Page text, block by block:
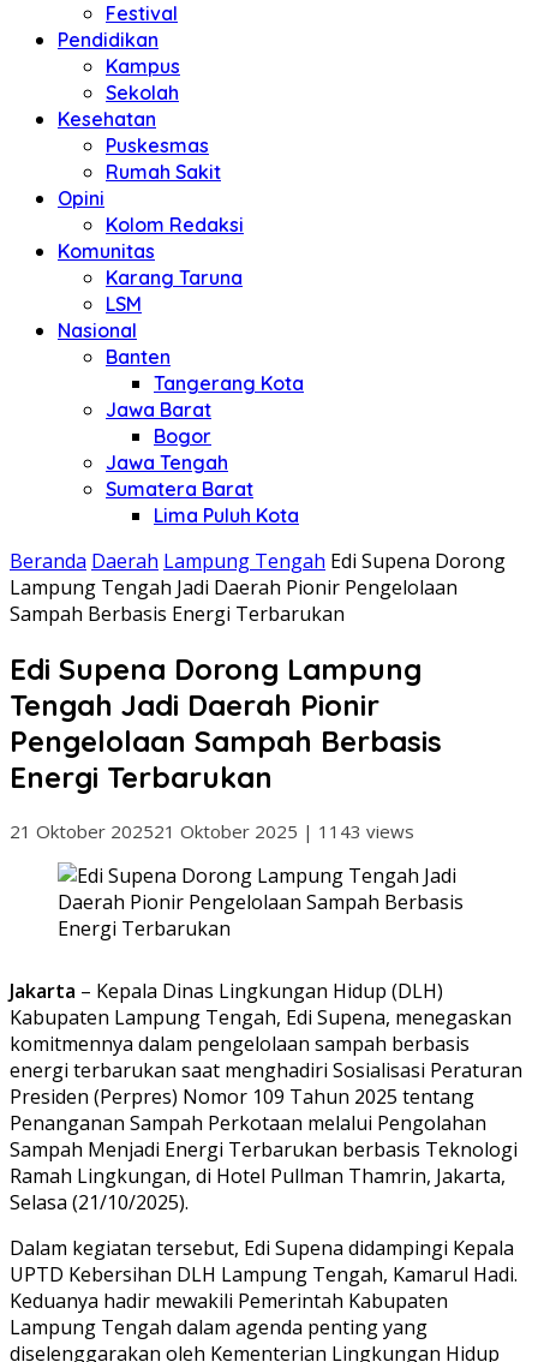
Festival
Pendidikan
Kampus
Sekolah
Kesehatan
Puskesmas
Rumah Sakit
Opini
Kolom Redaksi
Komunitas
Karang Taruna
LSM
Nasional
Banten
Tangerang Kota
Jawa Barat
Bogor
Jawa Tengah
Sumatera Barat
Lima Puluh Kota
Beranda Daerah Lampung Tengah Edi Supena Dorong
Lampung Tengah Jadi Daerah Pionir Pengelolaan
Sampah Berbasis Energi Terbarukan
Edi Supena Dorong Lampung
Tengah Jadi Daerah Pionir
Pengelolaan Sampah Berbasis
Energi Terbarukan
21 Oktober 202521 Oktober 2025 | 1143 views
Jakarta – Kepala Dinas Lingkungan Hidup (DLH)
Kabupaten Lampung Tengah, Edi Supena, menegaskan
komitmennya dalam pengelolaan sampah berbasis
energi terbarukan saat menghadiri Sosialisasi Peraturan
Presiden (Perpres) Nomor 109 Tahun 2025 tentang
Penanganan Sampah Perkotaan melalui Pengolahan
Sampah Menjadi Energi Terbarukan berbasis Teknologi
Ramah Lingkungan, di Hotel Pullman Thamrin, Jakarta,
Selasa (21/10/2025).
Dalam kegiatan tersebut, Edi Supena didampingi Kepala
UPTD Kebersihan DLH Lampung Tengah, Kamarul Hadi.
Keduanya hadir mewakili Pemerintah Kabupaten
Lampung Tengah dalam agenda penting yang
diselenggarakan oleh Kementerian Lingkungan Hidup